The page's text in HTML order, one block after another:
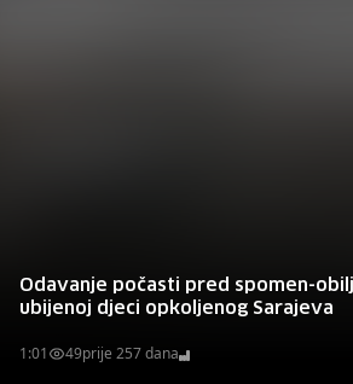
Odavanje počasti pred spomen-
ubijenoj djeci opkoljenog Sarajeva
1:01 49prije 257 dana